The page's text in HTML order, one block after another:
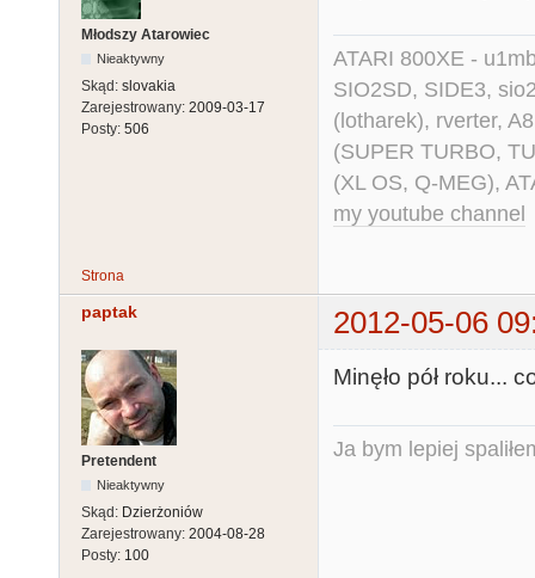
Młodszy Atarowiec
Nieaktywny
Skąd: slovakia
Zarejestrowany: 2009-03-17
Posty: 506
ATARI 800XE -
SIO2SD, SIDE3,
(lotharek), rverter,
(SUPER TURBO,
(XL OS, Q-MEG),
my youtube channel
Strona
paptak 2012-05-06
Pretendent
Nieaktywny
Skąd: Dzierżoniów
Zarejestrowany: 2004-08-28
Posty: 100
Minęło pół roku...
Ja bym lepiej